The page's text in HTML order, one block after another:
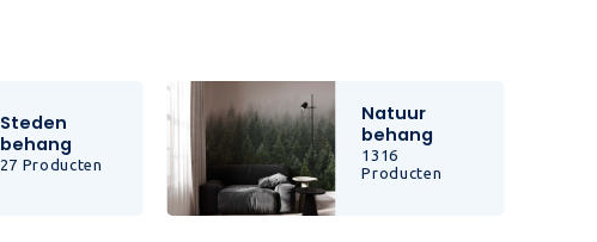
Steden
behang
27 Producten
Natuur
behang
1316
Producten